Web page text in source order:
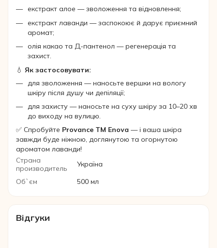
екстракт алое — зволоження та відновлення;
екстракт лаванди — заспокоює й дарує приємний
аромат;
олія какао та Д-пантенол — регенерація та
захист.
💧 Як застосовувати:
для зволоження — наносьте вершки на вологу
шкіру після душу чи депіляції;
для захисту — наносьте на суху шкіру за 10–20 хв
до виходу на вулицю.
✅ Спробуйте Provance TM Enova — і ваша шкіра
завжди буде ніжною, доглянутою та огорнутою
ароматом лаванди!
Страна
производитель
Україна
Об`єм
500 мл
Відгуки